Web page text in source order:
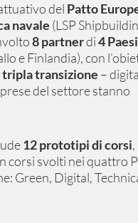
del Patto
navale (LSP
8 partnerdi4 Paesi
e Finlandia), con
tripla transizione –
del settore stanno
12 prototipi di corsi
corsi svolti nei quattro
Green, Digital,